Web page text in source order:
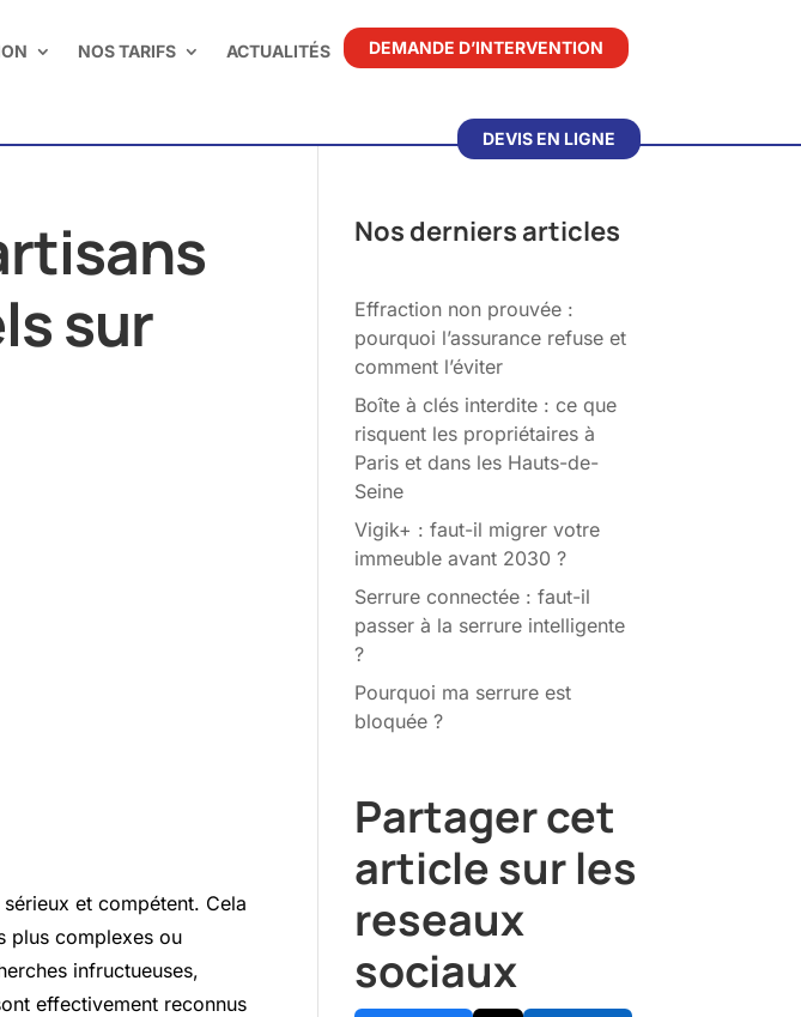
NOS TARIFS ACTUALITÉS DEMANDE D’INTERVENTION
DEVIS EN LIGNE
sur
sérieux et compétent. Cela
plus complexes ou
infructueuses,
effectivement reconnus
Nos derniers articles
Effraction non prouvée :
pourquoi l’assurance refuse et
comment l’éviter
Boîte à clés interdite : ce que
risquent les propriétaires à
Paris et dans les Hauts-de-
Seine
Vigik+ : faut-il migrer votre
immeuble avant 2030 ?
Serrure connectée : faut-il
passer à la serrure intelligente
?
Pourquoi ma serrure est
bloquée ?
Partager cet
article sur les
reseaux
sociaux